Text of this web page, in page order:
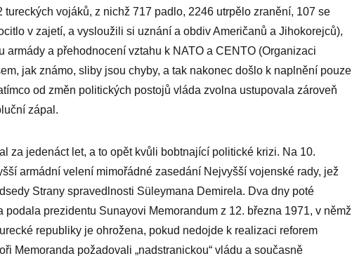
tureckých vojáků, z nichž 717 padlo, 2246 utrpělo zranění, 107 se
v zajetí, a vysloužili si uznání a obdiv Američanů a Jihokorejců),
armády a přehodnocení vztahu k NATO a CENTO (Organizaci
jak známo, sliby jsou chyby, a tak nakonec došlo k naplnění pouze
od změn politických postojů vláda zvolna ustupovala zároveň
zápal.
za jedenáct let, a to opět kvůli bobtnající politické krizi. Na 10.
armádní velení mimořádné zasedání Nejvyšší vojenské rady, jež
Strany spravedlnosti Süleymana Demirela. Dva dny poté
podala prezidentu Sunayovi Memorandum z 12. března 1971, v němž
republiky je ohrožena, pokud nedojde k realizaci reforem
Memoranda požadovali „nadstranickou“ vládu a současně